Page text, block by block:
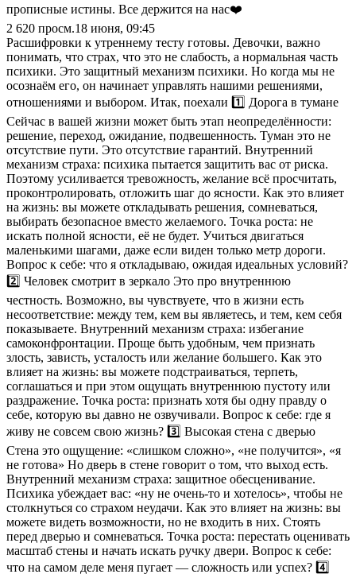
прописные истины. Все держится на нас❤️
2 620 просм.18 июня, 09:45
Расшифровки к утреннему тесту готовы. Девочки, важно
понимать, что страх, что это не слабость, а нормальная часть
психики. Это защитный механизм психики. Но когда мы не
осознаём его, он начинает управлять нашими решениями,
отношениями и выбором. Итак, поехали 1️⃣ Дорога в тумане
Сейчас в вашей жизни может быть этап неопределённости:
решение, переход, ожидание, подвешенность. Туман это не
отсутствие пути. Это отсутствие гарантий. Внутренний
механизм страха: психика пытается защитить вас от риска.
Поэтому усиливается тревожность, желание всё просчитать,
проконтролировать, отложить шаг до ясности. Как это влияет
на жизнь: вы можете откладывать решения, сомневаться,
выбирать безопасное вместо желаемого. Точка роста: не
искать полной ясности, её не будет. Учиться двигаться
маленькими шагами, даже если виден только метр дороги.
Вопрос к себе: что я откладываю, ожидая идеальных условий?
2️⃣ Человек смотрит в зеркало Это про внутреннюю
честность. Возможно, вы чувствуете, что в жизни есть
несоответствие: между тем, кем вы являетесь, и тем, кем себя
показываете. Внутренний механизм страха: избегание
самоконфронтации. Проще быть удобным, чем признать
злость, зависть, усталость или желание большего. Как это
влияет на жизнь: вы можете подстраиваться, терпеть,
соглашаться и при этом ощущать внутреннюю пустоту или
раздражение. Точка роста: признать хотя бы одну правду о
себе, которую вы давно не озвучивали. Вопрос к себе: где я
живу не совсем свою жизнь? 3️⃣ Высокая стена с дверью
Стена это ощущение: «слишком сложно», «не получится», «я
не готова» Но дверь в стене говорит о том, что выход есть.
Внутренний механизм страха: защитное обесценивание.
Психика убеждает вас: «ну не очень-то и хотелось», чтобы не
столкнуться со страхом неудачи. Как это влияет на жизнь: вы
можете видеть возможности, но не входить в них. Стоять
перед дверью и сомневаться. Точка роста: перестать оценивать
масштаб стены и начать искать ручку двери. Вопрос к себе:
что на самом деле меня пугает — сложность или успех? 4️⃣